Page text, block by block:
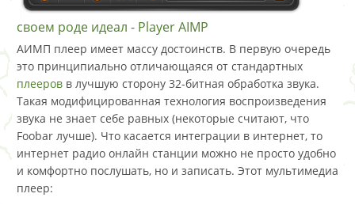
своем роде идеал - Player AIMP
АИМП плеер имеет массу достоинств. В первую очередь
это принципиально отличающаяся от стандартных
плееров в лучшую сторону 32-битная обработка звука.
Такая модифицированная технология воспроизведения
звука не знает себе равных (некоторые считают, что
Foobar лучше). Что касается интеграции в интернет, то
интернет радио онлайн станции можно не просто удобно
и комфортно послушать, но и записать. Этот мультимедиа
плеер: